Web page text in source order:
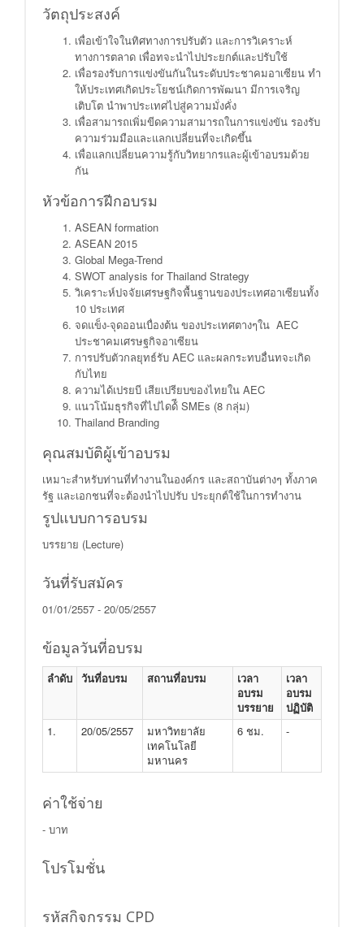
วัตถุประสงค์
เพื่อเข้าใจในทิศทางการปรับตัว และการวิเคราะห์
ทางการตลาด เพื่อทจะนำไปประยกต์และปรับใช้
เพื่อรองรับการแข่งขันกันในระดับประชาคมอาเซียน ทํา
ให้ประเทศเกิดประโยชน์เกิดการพัฒนา มีการเจริญ
เติบโต นําพาประเทศไปสู่ความมั่งคั่ง
เพื่อสามารถเพิ่มขีดความสามารถในการแข่งขัน รองรับ
ความร่วมมือและแลกเปลี่ยนที่จะเกิดขึ้น
เพื่อแลกเปลี่ยนความรู้กับวิทยากรและผู้เข้าอบรมด้วย
กัน
หัวข้อการฝีกอบรม
ASEAN formation
ASEAN 2015
Global Mega-Trend
SWOT analysis for Thailand Strategy
วิเคราะห์ปจจัยเศรษฐกิจพื้นฐานของประเทศอาเซียนทั้ง
10 ประเทศ
จดแข็ง-จุดออนเบื่องต้น ของประเทศตางๆใน AEC
ประชาคมเศรษฐกิจอาเซียน
การปรับตัวกลยุทธ์รับ AEC และผลกระทบอื่นทจะเกิด
กับไทย
ความได้เปรยบี เสียเปรียบของไทยใน AEC
แนวโน้มธุรกิจที่ไปไดด้ี SMEs (8 กลุ่ม)
Thailand Branding
คุณสมบัติผู้เข้าอบรม
เหมาะสําหรับท่านที่ทํางานในองค์กร และสถาบันต่างๆ ทั้งภาค
รัฐ และเอกชนที่จะต้องนําไปปรับ ประยุกต์ใช้ในการทํางาน
รูปแบบการอบรม
บรรยาย (Lecture)
วันที่รับสมัคร
01/01/2557 - 20/05/2557
ข้อมูลวันที่อบรม
ลำดับ วันที่อบรม สถานที่อบรม
เวลา
อบรม
บรรยาย
เวลา
อบรม
ปฏิบัติ
1.
20/05/2557
มหาวิทยาลัย
เทคโนโลยี
มหานคร
6 ชม. -
ค่าใช้จ่าย
- บาท
โปรโมชั่น
รหัสกิจกรรม CPD